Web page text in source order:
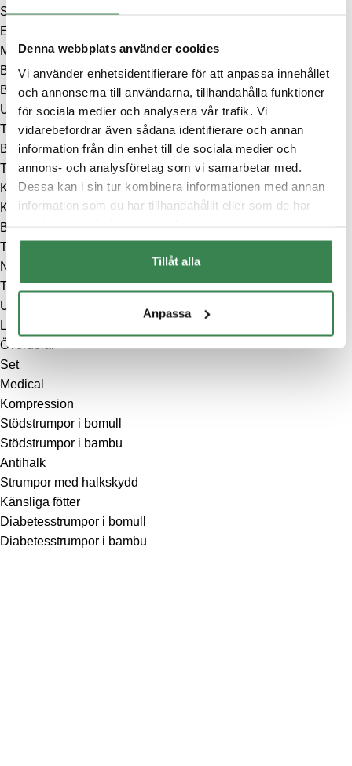
Denna webbplats använder cookies
Vi använder enhetsidentifierare för att anpassa innehållet
och annonserna till användarna, tillhandahålla funktioner
för sociala medier och analysera vår trafik. Vi
vidarebefordrar även sådana identifierare och annan
information från din enhet till de sociala medier och
annons- och analysföretag som vi samarbetar med.
Dessa kan i sin tur kombinera informationen med annan
information som du har tillhandahållit eller som de har
Tillåt alla
Anpassa
Strumpor
Enfärgade bambustrumpor
Mönstrade bambustrumpor
Bambustrumpor med kort skaft
Bambustrumpor komfortresår
Underkläder
Trosor
BH
Toppar
Kalsonger
Kläder
Byxor
Toppar
Nattkläder
T-shirts
Underställ
Långkalsonger
Överdelar
Set
Medical
Kompression
Stödstrumpor i bomull
Stödstrumpor i bambu
Antihalk
Strumpor med halkskydd
Känsliga fötter
Diabetesstrumpor i bomull
Diabetesstrumpor i bambu